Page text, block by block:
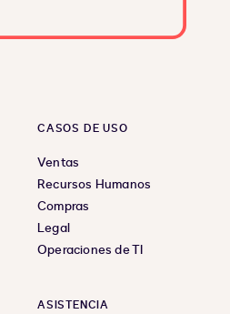
CASOS DE USO
Ventas
Recursos Humanos
Compras
Legal
Operaciones de TI
ASISTENCIA